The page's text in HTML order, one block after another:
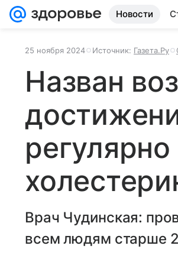
Новости
25 ноября 2024 Источник: Газета.Ру
Назван
Врач Чудинская:
всем людям старше